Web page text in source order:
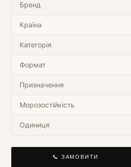
Бренд
Країна
Категорія
Формат
Призначення
Морозостійкість
Одиниця
📞 ЗАМОВИТИ